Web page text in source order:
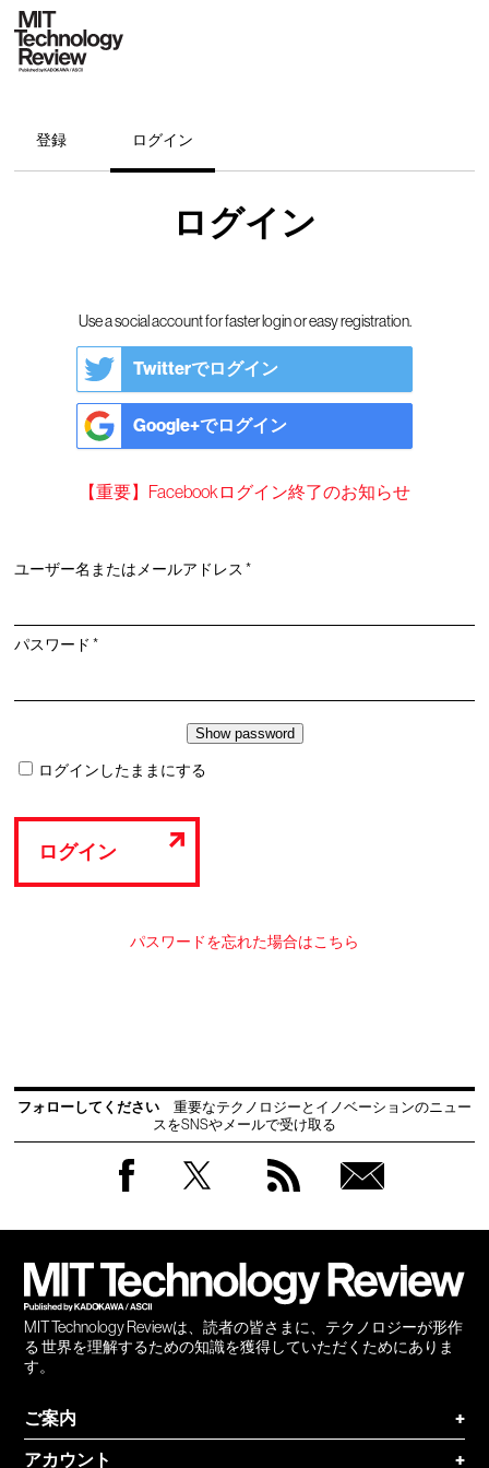
登録 ログイン
ログイン
Use a social account for faster login or easy registration.
Twitterでログイン
Google+でログイン
【重要】Facebookログイン終了のお知らせ
ユーザー名またはメールアドレス*必
パスワード*必
ログインしたままにする
ログイン
パスワードを忘れた場合はこちら
フォローしてください
重要なテクノロジーとイノベーションのニュー
スをSNSやメールで受け取る
MIT Technology Reviewは、読者の皆さまに、テクノロジーが形作
る 世界を理解するための知識を獲得していただくためにありま
す。
ご案内
+
アカウント
+